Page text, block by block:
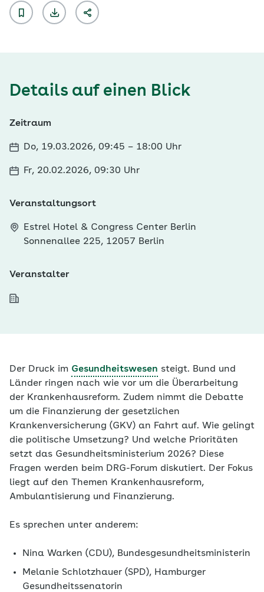
Details auf einen Blick
Zeitraum
Do, 19.03.2026, 09:45 – 18:00 Uhr
Fr, 20.02.2026, 09:30 Uhr
Veranstaltungsort
Estrel Hotel & Congress Center Berlin
Sonnenallee 225, 12057 Berlin
Veranstalter
Der Druck im Gesundheitswesen steigt. Bund und
Länder ringen nach wie vor um die Überarbeitung
der Krankenhausreform. Zudem nimmt die Debatte
um die Finanzierung der gesetzlichen
Krankenversicherung (GKV) an Fahrt auf. Wie gelingt
die politische Umsetzung? Und welche Prioritäten
setzt das Gesundheitsministerium 2026? Diese
Fragen werden beim DRG-Forum diskutiert. Der Fokus
liegt auf den Themen Krankenhausreform,
Ambulantisierung und Finanzierung.
Es sprechen unter anderem:
Nina Warken (CDU), Bundesgesundheitsministerin
Melanie Schlotzhauer (SPD), Hamburger
Gesundheitssenatorin